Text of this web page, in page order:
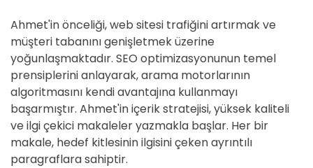
Ahmet'in önceliği, web sitesi trafiğini artırmak ve
müşteri tabanını genişletmek üzerine
yoğunlaşmaktadır. SEO optimizasyonunun temel
prensiplerini anlayarak, arama motorlarının
algoritmasını kendi avantajına kullanmayı
başarmıştır. Ahmet'in içerik stratejisi, yüksek kaliteli
ve ilgi çekici makaleler yazmakla başlar. Her bir
makale, hedef kitlesinin ilgisini çeken ayrıntılı
paragraflara sahiptir.